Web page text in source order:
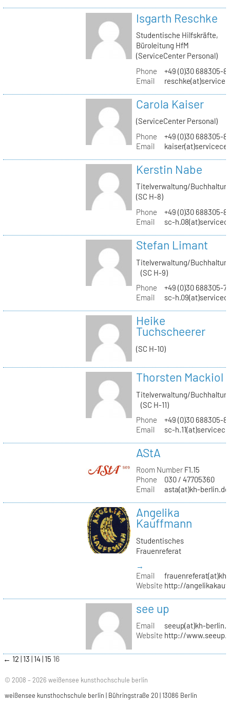
Isgarth Reschke
Studentische Hilfskräfte,
Büroleitung HfM
(ServiceCenter Personal)
Phone
+49 (0)30 688305-
Email
Carola Kaiser
(ServiceCenter Personal)
Phone
+49 (0)30 688305-
Email
Kerstin Nabe
Titelverwaltung/
(SC H-8)
Phone
+49 (0)30 688305-
Email
sc-
Stefan Limant
Titelverwaltung/
(SC H-9)
Phone
+49 (0)30 688305-
Email
sc-
Heike
Tuchscheerer
(SC H-10)
Thorsten Mackiol
Titelverwaltung/
(SC H-11)
Phone
+49 (0)30 688305-
Email
sc-
AStA
Room NumberF1.15
Phone
030 / 47705360
Email
asta(at)kh-berlin.de
Angelika
Kauffmann
Studentisches
Frauenreferat
→
Email
Website http://
see up
Email
seeup(at)kh-
Website http://
← 12 13 14 15 16
© 2008 – 2026 weißensee kunsthochschule berlin
weißensee kunsthochschule berlin | Bühringstraße 20 | 13086 Berlin